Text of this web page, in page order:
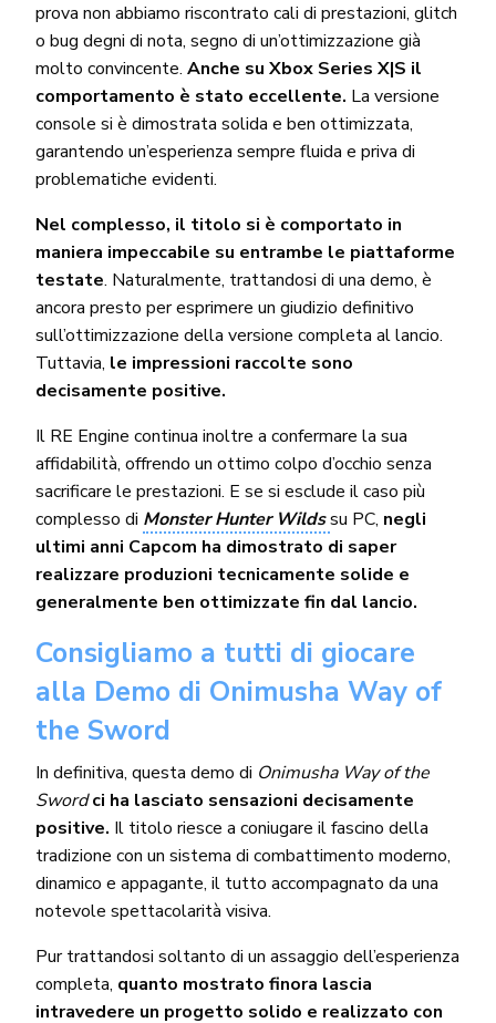
prova non abbiamo riscontrato cali di prestazioni, glitch
o bug degni di nota, segno di un’ottimizzazione già
molto convincente. Anche su Xbox Series X|S il
comportamento è stato eccellente. La versione
console si è dimostrata solida e ben ottimizzata,
garantendo un’esperienza sempre fluida e priva di
problematiche evidenti.
Nel complesso, il titolo si è comportato in
maniera impeccabile su entrambe le piattaforme
testate. Naturalmente, trattandosi di una demo, è
ancora presto per esprimere un giudizio definitivo
sull’ottimizzazione della versione completa al lancio.
Tuttavia, le impressioni raccolte sono
decisamente positive.
Il RE Engine continua inoltre a confermare la sua
affidabilità, offrendo un ottimo colpo d’occhio senza
sacrificare le prestazioni. E se si esclude il caso più
complesso di Monster Hunter Wildssu PC, negli
ultimi anni Capcom ha dimostrato di saper
realizzare produzioni tecnicamente solide e
generalmente ben ottimizzate fin dal lancio.
Consigliamo a tutti di giocare
alla Demo di Onimusha Way of
the Sword
In definitiva, questa demo di Onimusha Way of the
Swordci ha lasciato sensazioni decisamente
positive. Il titolo riesce a coniugare il fascino della
tradizione con un sistema di combattimento moderno,
dinamico e appagante, il tutto accompagnato da una
notevole spettacolarità visiva.
Pur trattandosi soltanto di un assaggio dell’esperienza
completa, quanto mostrato finora lascia
intravedere un progetto solido e realizzato con